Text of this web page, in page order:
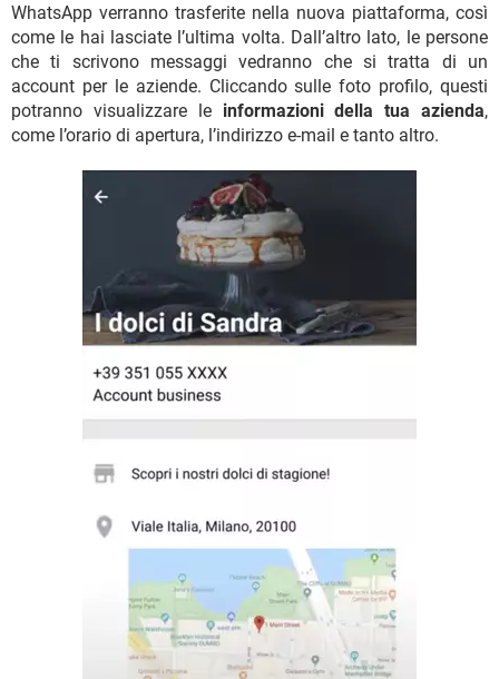
WhatsApp verranno trasferite nella nuova piattaforma, così
come le hai lasciate l’ultima volta. Dall’altro lato, le persone
che ti scrivono messaggi vedranno che si tratta di un
account per le aziende. Cliccando sulle foto profilo, questi
potranno visualizzare le informazioni della tua azienda,
come l’orario di apertura, l’indirizzo e-mail e tanto altro.